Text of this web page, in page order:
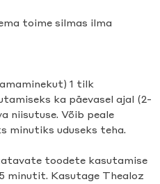
toime silmas ilma
1 tilk
ka päevasel ajal (2-
niisutuse. Võib peale
minutiks uduseks teha.
toodete kasutamise
minutit. Kasutage Thealoz